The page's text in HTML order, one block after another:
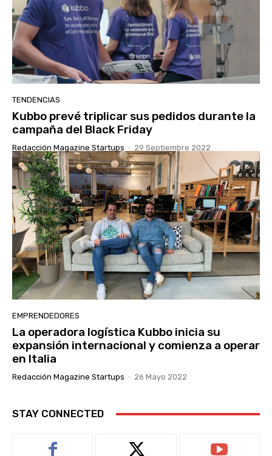
TENDENCIAS
Kubbo prevé triplicar sus pedidos durante la
campaña del Black Friday
Redacción Magazine Startups - 29 Septiembre 2022
EMPRENDEDORES
La operadora logística Kubbo inicia su
expansión internacional y comienza a operar
en Italia
Redacción Magazine Startups - 26 Mayo 2022
STAY CONNECTED